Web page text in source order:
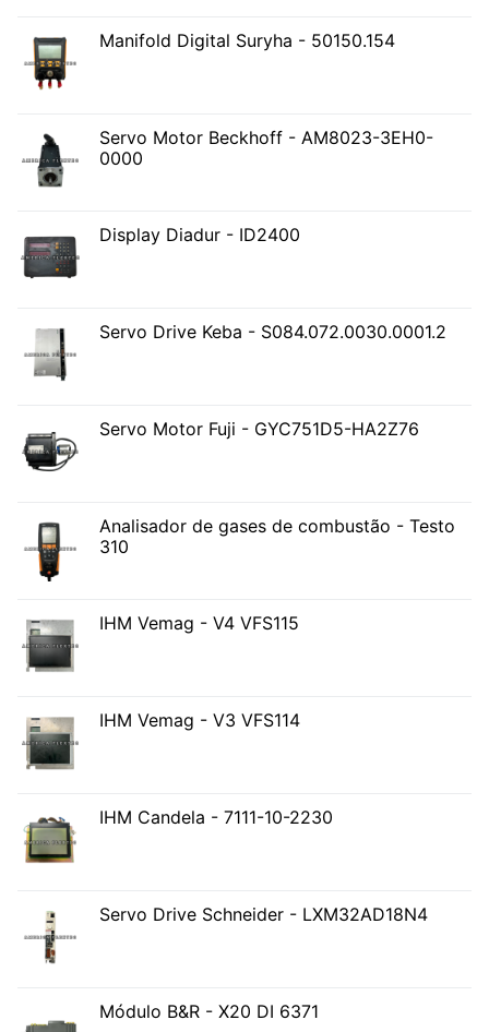
Manifold Digital Suryha - 50150.154
Servo Motor Beckhoff - AM8023-3EH0-
0000
Display Diadur - ID2400
Servo Drive Keba - S084.072.0030.0001.2
Servo Motor Fuji - GYC751D5-HA2Z76
Analisador de gases de combustão - Testo
310
IHM Vemag - V4 VFS115
IHM Vemag - V3 VFS114
IHM Candela - 7111-10-2230
Servo Drive Schneider - LXM32AD18N4
Módulo B&R - X20 DI 6371